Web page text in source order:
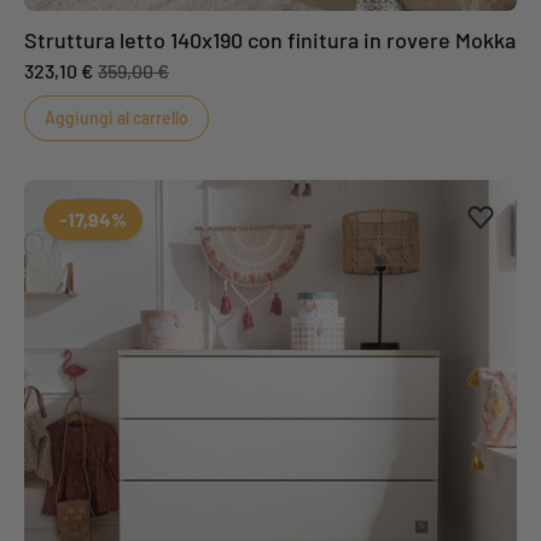
Struttura letto 140x190 con finitura in rovere Mokka
323,10 € 359,00 €
Aggiungi al carrello
-17,94%